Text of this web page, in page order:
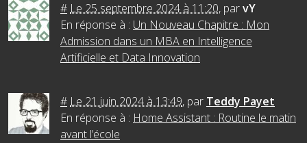
# Le 25 septembre 2024 à 11:20, parvY
En réponse à : Un Nouveau Chapitre : Mon
Admission dans un MBA en Intelligence
Artificielle et Data Innovation
# Le 21 juin 2024 à 13:49, par Teddy Payet
En réponse à : Home Assistant : Routine le matin
avant l’école